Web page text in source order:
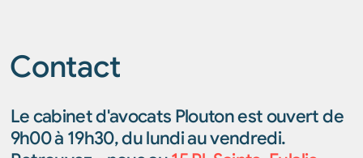
Le cabinet d'avocats Plouton est ouvert de
9h00 à 19h30, du lundi au vendredi.
Contact